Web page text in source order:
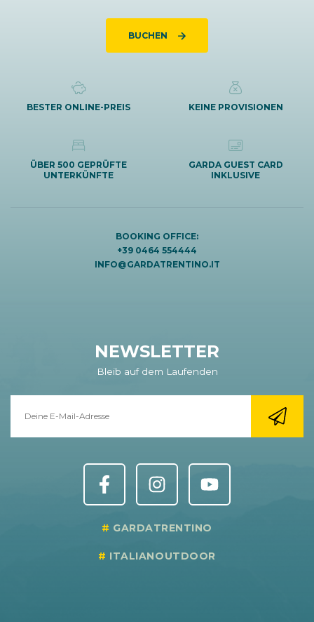
BUCHEN
BESTER ONLINE-PREIS KEINE PROVISIONEN
ÜBER 500 GEPRÜFTE
UNTERKÜNFTE
GARDA GUEST CARD
INKLUSIVE
BOOKING OFFICE:
+39 0464 554444
INFO@GARDATRENTINO.IT
NEWSLETTER
Bleib auf dem Laufenden
GARDATRENTINO
ITALIANOUTDOOR